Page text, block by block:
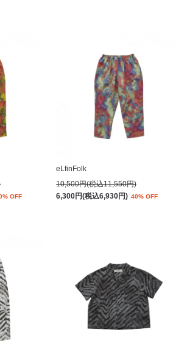
OFF
eLfinFolk
10,500円(税込11,550円)
6,300円(税込6,930円) 40% OFF